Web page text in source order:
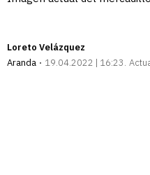
Loreto Velázquez
Aranda
19.04.2022 | 16:23